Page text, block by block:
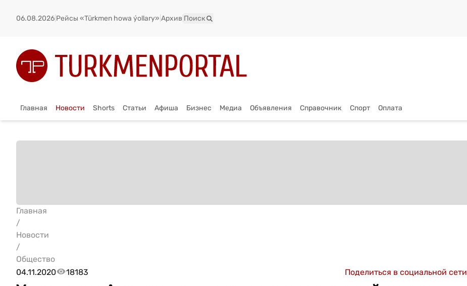
06.08.2026 Рейсы «Türkmen howa ýollary» Архив Поиск
Главная Новости Shorts Статьи Афиша Бизнес Медиа Объявления Справочник Спорт Оплата
Главная
/
Новости
/
Общество
04.11.2020
18183 Поделиться в социальной сети